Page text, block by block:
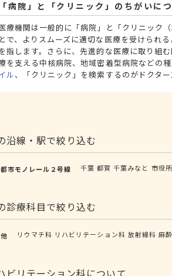
「病院」と「クリニック」のちがいに
療機関は一般的に「病院」と「クリニック
とで、よりスムーズに適切な医療を受けられ
を指します。さらに、先進的な医療に取り組
を支える中核病院、地域密着型病院などの種
ル、「クリニック」を検索するのがドクター
沿線・駅で絞り込む
市モノレール２号線 千葉 都賀 千葉みなと 市役
診療科目で絞り込む
リウマチ科 リハビリテーション科 放射線科 麻
ビリテーション科について